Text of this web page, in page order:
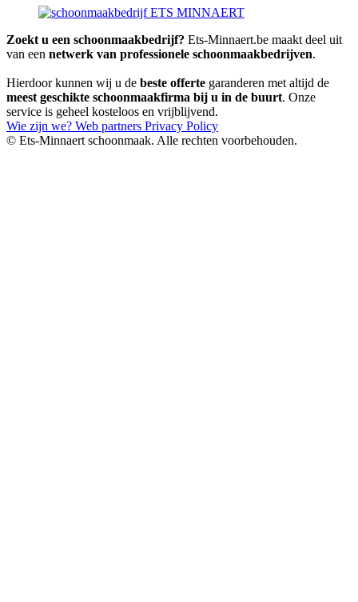
Zoekt u een schoonmaakbedrijf? Ets-Minnaert.be maakt deel uit
van een netwerk van professionele schoonmaakbedrijven.
Hierdoor kunnen wij u de beste offerte garanderen met altijd de
meest geschikte schoonmaakfirma bij u in de buurt. Onze
service is geheel kosteloos en vrijblijvend.
Wie zijn we? Web partners Privacy Policy
© Ets-Minnaert schoonmaak. Alle rechten voorbehouden.